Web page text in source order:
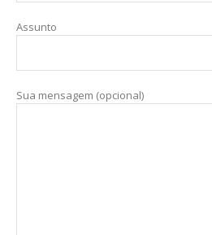
Assunto
Sua mensagem (opcional)